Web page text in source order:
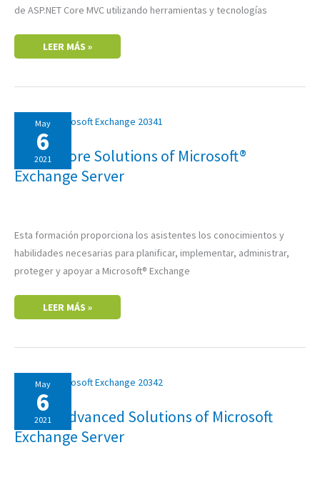
de ASP.NET Core MVC utilizando herramientas y tecnologías
LEER MÁS »
May
6
2021
20341: Core Solutions of Microsoft®
Exchange Server
Esta formación proporciona los asistentes los conocimientos y
habilidades necesarias para planificar, implementar, administrar,
proteger y apoyar a Microsoft® Exchange
CORE
SOLUTIONS
OF
MICROSOFT®
EXCHANGE
SERVER
LEER MÁS »
May
6
2021
20342: Advanced Solutions of Microsoft
Exchange Server
ADVANCED
SOLUTIONS
OF
MICROSOFT
EXCHANGE
SERVER